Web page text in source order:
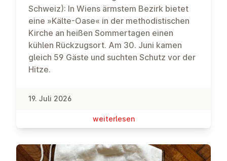
Schweiz): In Wiens ärmstem Bezirk bietet
eine »Kälte-Oase« in der methodistischen
Kirche an heißen Sommertagen einen
kühlen Rückzugsort. Am 30. Juni kamen
gleich 59 Gäste und suchten Schutz vor der
Hitze.
19. Juli 2026
wei­ter­le­sen